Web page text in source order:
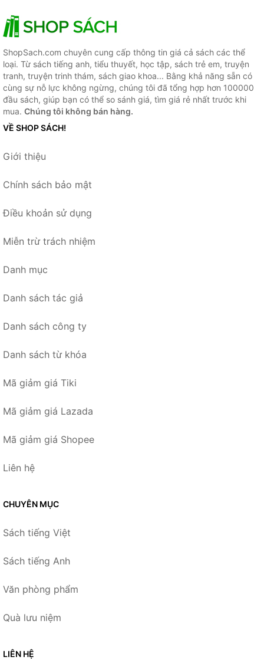
ShopSach.com chuyên cung cấp thông tin giá cả sách các thể
loại. Từ sách tiếng anh, tiểu thuyết, học tập, sách trẻ em, truyện
tranh, truyện trinh thám, sách giao khoa... Bằng khả năng sẵn có
cùng sự nỗ lực không ngừng, chúng tôi đã tổng hợp hơn 100000
đầu sách, giúp bạn có thể so sánh giá, tìm giá rẻ nhất trước khi
mua. Chúng tôi không bán hàng.
VỀ SHOP SÁCH!
Giới thiệu
Chính sách bảo mật
Điều khoản sử dụng
Miễn trừ trách nhiệm
Danh mục
Danh sách tác giả
Danh sách công ty
Danh sách từ khóa
Mã giảm giá Tiki
Mã giảm giá Lazada
Mã giảm giá Shopee
Liên hệ
CHUYÊN MỤC
Sách tiếng Việt
Sách tiếng Anh
Văn phòng phẩm
Quà lưu niệm
LIÊN HỆ